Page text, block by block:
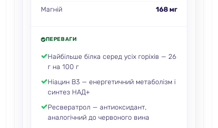
Магній
168 мг
ПЕРЕВАГИ
Найбільше білка серед усіх горіхів — 26
г на 100 г
Ніацин B3 — енергетичний метаболізм і
синтез НАД+
Ресвератрол — антиоксидант,
аналогічний до червоного вина